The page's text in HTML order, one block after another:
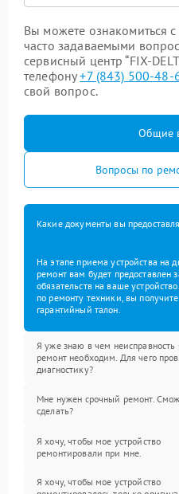
Вы можете ознакомиться
часто задаваемыми
сервисный центр “FIX-
телефону+7 (843) 500-48-
свой вопрос.
Общие
Вопросы по
Какие документы вы
На этапе приема устройства на
ремонт вам будет предоставлен
обязательств на ваше
по ремонту техники, вы
гарантийный талон.
Я уже знаю в чем неисправность
ремонт необходим. Для чего
диагностику?
Мне нужен срочный ремонт.
сделать?
Я хочу, чтобы мое устройство
ремонтировали при мне.
Я хочу, чтобы мое устройство